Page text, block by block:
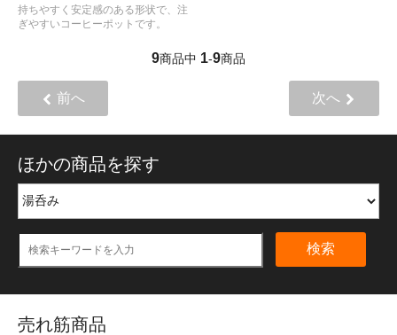
持ちやすく安定感のある形状で、注
ぎやすいコーヒーポットです。
9商品中 1-9商品
前へ 次へ
ほかの商品を探す
検索
売れ筋商品